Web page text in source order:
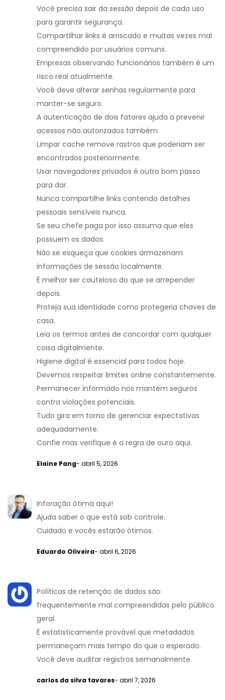
Você precisa sair da sessão depois de cada uso
para garantir segurança.
Compartilhar links é arriscado e muitas vezes mal
compreendido por usuários comuns.
Empresas observando funcionários também é um
risco real atualmente.
Você deve alterar senhas regularmente para
manter-se seguro.
A autenticação de dois fatores ajuda a prevenir
acessos não autorizados também.
Limpar cache remove rastros que poderiam ser
encontrados posteriormente.
Usar navegadores privados é outro bom passo
para dar.
Nunca compartilhe links contendo detalhes
pessoais sensíveis nunca.
Se seu chefe paga por isso assuma que eles
possuem os dados.
Não se esqueça que cookies armazenam
informações de sessão localmente.
É melhor ser cauteloso do que se arrepender
depois.
Proteja sua identidade como protegeria chaves de
casa.
Leia os termos antes de concordar com qualquer
coisa digitalmente.
Higiene digital é essencial para todos hoje.
Devemos respeitar limites online constantemente.
Permanecer informado nos mantém seguros
contra violações potenciais.
Tudo gira em torno de gerenciar expectativas
adequadamente.
Confie mas verifique é a regra de ouro aqui.
Elaine Pang- abril 5, 2026
Inforação ótima aqui!
Ajuda saber o que está sob controle.
Cuidado e vocês estarão ótimos.
Eduardo Oliveira- abril 6, 2026
Políticas de retenção de dados são
frequentemente mal compreendidas pelo público
geral.
É estatisticamente provável que metadados
permaneçam mais tempo do que o esperado.
Você deve auditar registros semanalmente.
carlos da silva tavares- abril 7, 2026